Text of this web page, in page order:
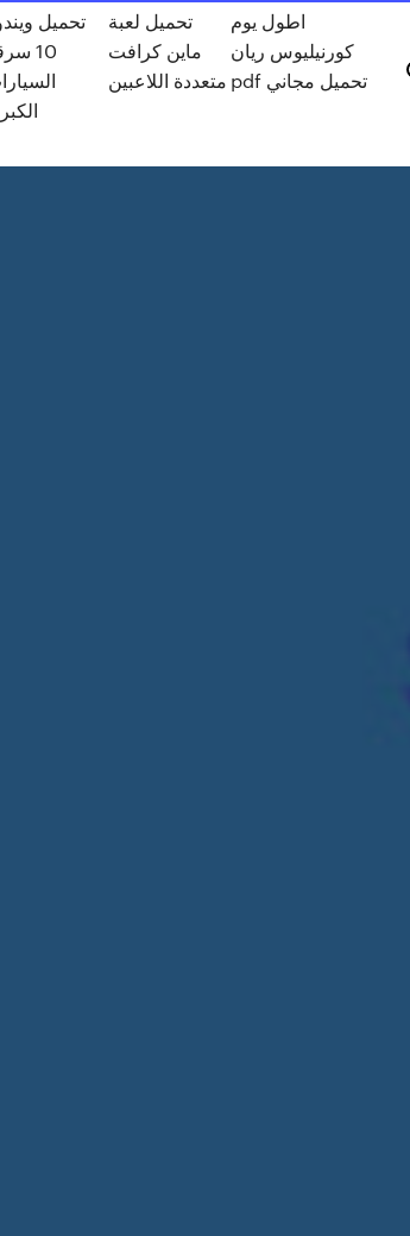
تحميل
10
تحميل لعبة
ماين كرافت
متعددة اللاعبين
اطول يوم
كورنيليوس ريان
pdf تحميل مجاني